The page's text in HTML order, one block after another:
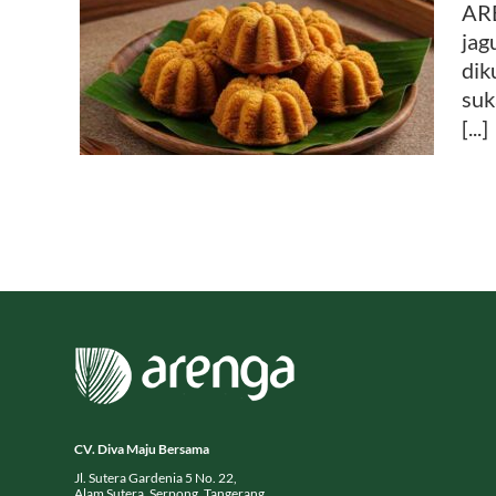
[...]
CV. Diva Maju Bersama
Jl. Sutera Gardenia 5 No. 22,